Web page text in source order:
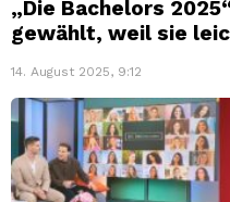
„Die Bachelors
gewählt, weil sie
14. August 2025, 9:12